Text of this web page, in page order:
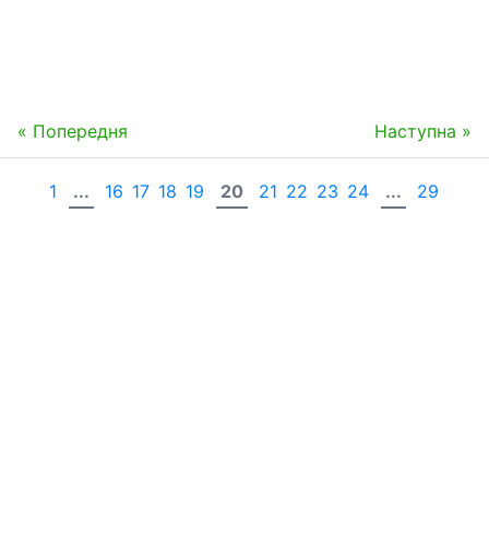
« Попередня Наступна »
1 ... 16 17 18 19 20 21 22 23 24 ... 29